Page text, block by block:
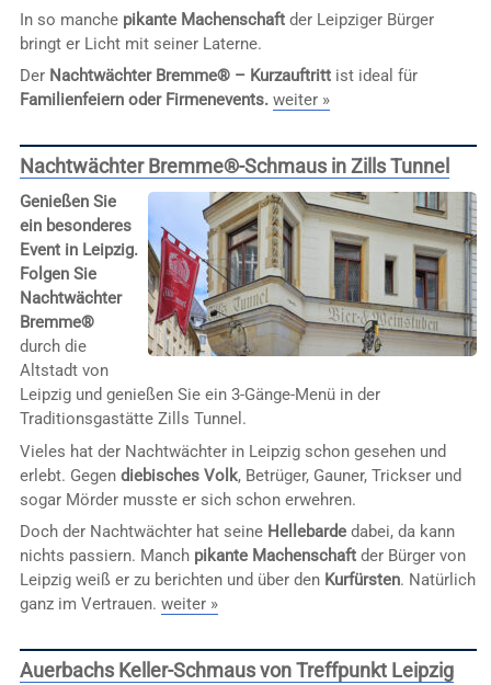
In so manche pikante Machenschaftder Leipziger Bürger
bringt er Licht mit seiner Laterne.
Der Nachtwächter Bremme® – Kurzauftrittist ideal für
Familienfeiern oder Firmenevents. weiter »
Nachtwächter Bremme®-Schmaus in Zills Tunnel
Genießen Sie
ein besonderes
Event in Leipzig.
Folgen Sie
Nachtwächter
Bremme®
durch die
Altstadt von
Leipzig und genießen Sie ein 3-Gänge-Menü in der
Traditionsgastätte Zills Tunnel.
Vieles hat der Nachtwächter in Leipzig schon gesehen und
erlebt. Gegen diebisches Volk, Betrüger, Gauner, Trickser und
sogar Mörder musste er sich schon erwehren.
Doch der Nachtwächter hat seine Hellebardedabei, da kann
nichts passiern. Manch pikante Machenschaftder Bürger von
Leipzig weiß er zu berichten und über den Kurfürsten. Natürlich
ganz im Vertrauen. weiter »
Auerbachs Keller-Schmaus von Treffpunkt Leipzig